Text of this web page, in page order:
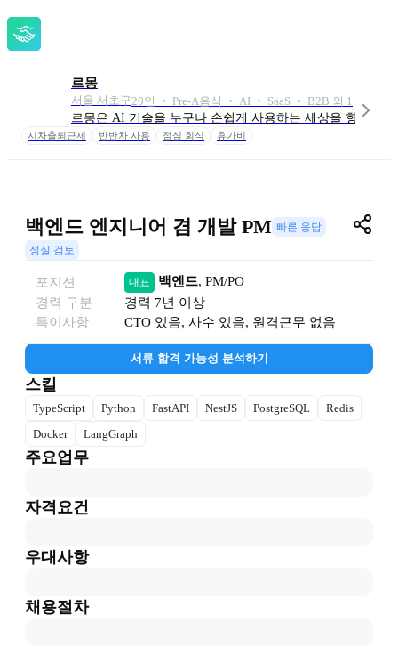
르몽
서울 서초구20인 ‧ Pre-A음식 ‧ AI ‧ SaaS ‧ B2B 외 1
르몽은 AI 기술을 누구나 손쉽게 사용하는 세상을 향합니
시차출퇴근제 반반차 사용 점심 회식 휴가비
백엔드 엔지니어 겸 개발 PM 빠른 응답
성실 검토
포지션 대표 백엔드, PM/PO
경력 구분
경력 7년 이상
특이사항
CTO 있음, 사수 있음, 원격근무 없음
서류 합격 가능성 분석하기
스킬
TypeScript Python FastAPI NestJS PostgreSQL
Redis
Docker
LangGraph
주요업무
자격요건
우대사항
채용절차